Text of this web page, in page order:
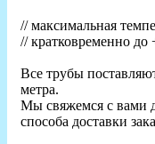
// максимальная
// кратковременно до
Все трубы
метра.
Мы свяжемся с вами
способа доставки